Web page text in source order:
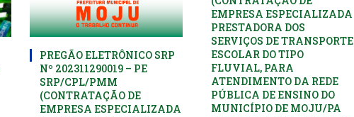
PREGÃO ELETRÔNICO SRP
Nº 202311290019 – PE
SRP/CPL/PMM
(CONTRATAÇÃO DE
EMPRESA ESPECIALIZADA
EMPRESA ESPECIALIZADA
PRESTADORA DOS
SERVIÇOS DE TRANSPORTE
ESCOLAR DO TIPO
FLUVIAL, PARA
ATENDIMENTO DA REDE
PÚBLICA DE ENSINO DO
MUNICÍPIO DE MOJU/PA